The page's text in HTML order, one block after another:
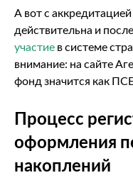
А вот с
действительна и
участие в системе
внимание: на сайте
фонд значится как
Процесс
оформления
накоплений